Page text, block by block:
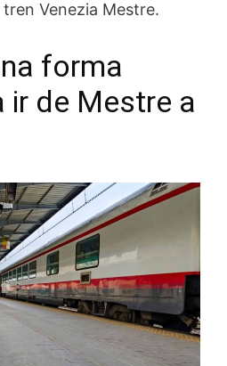
Venezia Mestre.
forma
ir de Mestre a